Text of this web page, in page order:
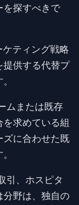
を探すべきで
ティング戦略
提供する代替プ
ムまたは既存
求めている組
ズに合わせた既
引、ホスピタ
分野は、独自の